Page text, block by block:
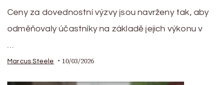
Ceny za dovednostní výzvy jsou navrženy tak, aby
odměňovaly účastníky na základě jejich výkonu v
…
Marcus Steele 10/03/2026